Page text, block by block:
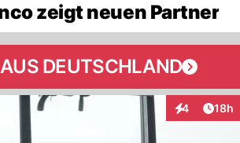
zeigt neuen Partner
DEUTSCHLAND
4
Interaktionen
18h